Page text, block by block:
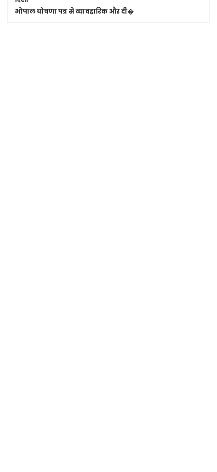
भोपाल घोषणा पत्र से व्यावहारिक और दी�